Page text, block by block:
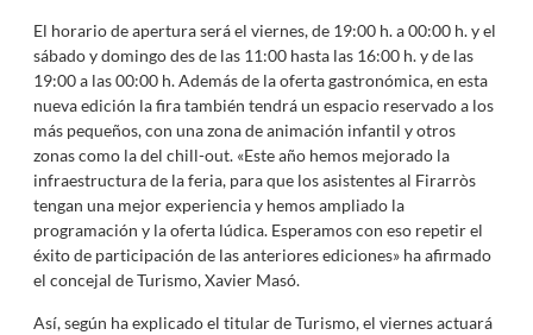
El horario de apertura será el viernes, de 19:00 h. a 00:00 h. y el
sábado y domingo des de las 11:00 hasta las 16:00 h. y de las
19:00 a las 00:00 h. Además de la oferta gastronómica, en esta
nueva edición la fira también tendrá un espacio reservado a los
más pequeños, con una zona de animación infantil y otros
zonas como la del chill-out. «Este año hemos mejorado la
infraestructura de la feria, para que los asistentes al Firarròs
tengan una mejor experiencia y hemos ampliado la
programación y la oferta lúdica. Esperamos con eso repetir el
éxito de participación de las anteriores ediciones» ha afirmado
el concejal de Turismo, Xavier Masó.
Así, según ha explicado el titular de Turismo, el viernes actuará